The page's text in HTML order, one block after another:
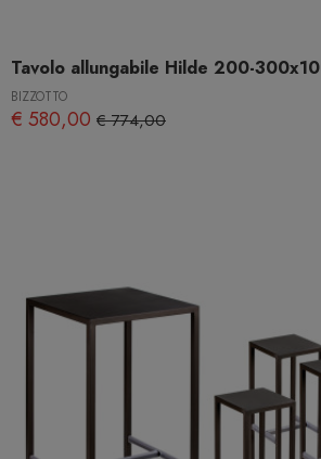
Tavolo allungabile Hilde 200-
BIZZOTTO
€ 580,00 € 774,00